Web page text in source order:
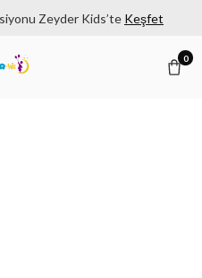
Zeyder Kids’te Keşfet
0